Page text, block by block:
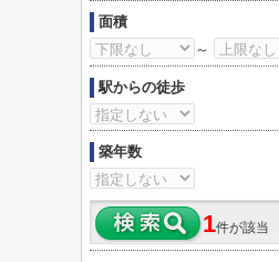
面積
～
駅からの徒歩
築年数
1件が該当